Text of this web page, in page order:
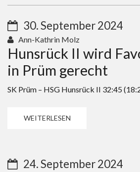
30. September 2024
Ann-Kathrin Molz
Hunsrück II wird
in Prüm gerecht
SK Prüm – HSG Hunsrück II 32:45
WEITERLESEN
24. September 2024